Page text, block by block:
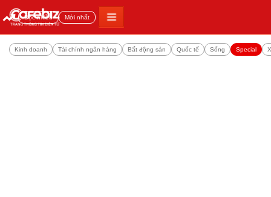
Đọc nhiều Mới nhất
Kinh doanh Tài chính ngân hàng Bất động sản Quốc tế Sống Special